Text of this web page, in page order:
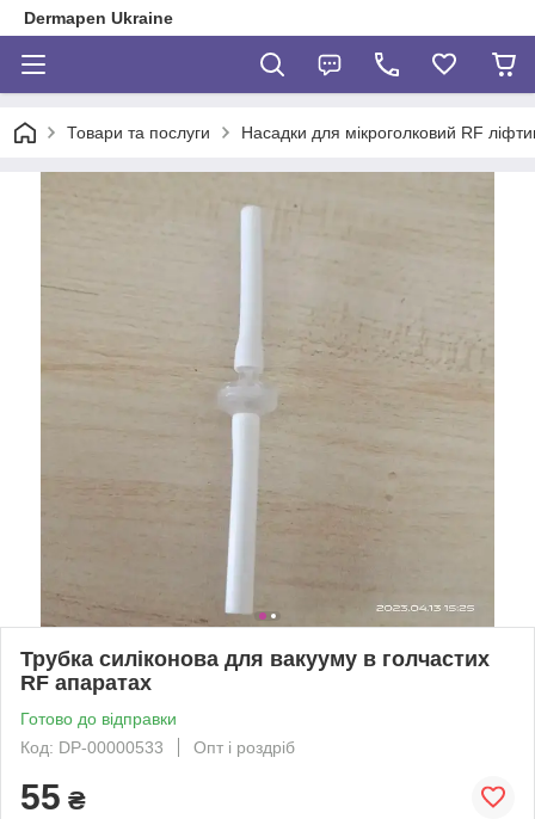
Dermapen Ukraine
Товари та послуги Насадки для мікроголковий RF
Трубка силіконова для вакууму в голчастих
RF апаратах
Готово до відправки
Код: DP-00000533
Опт і роздріб
55 ₴